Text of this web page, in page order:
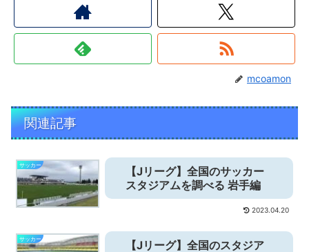
mcoamon
関連記事
サッカー
【Jリーグ】全国のサッカー
スタジアムを調べる 岩手編
2023.04.20
サッカー
【Jリーグ】全国のスタジア